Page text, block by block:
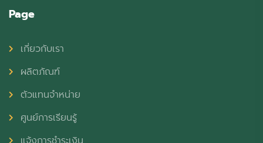
Page
เกี่ยวกับเรา
ผลิตภัณฑ์
ตัวแทนจำหน่าย
ศูนย์การเรียนรู้